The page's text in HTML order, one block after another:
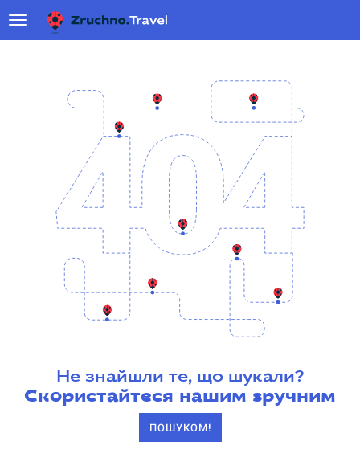
Не знайшли те, що шукали?
Скористайтеся нашим зручним
ПОШУКОМ!